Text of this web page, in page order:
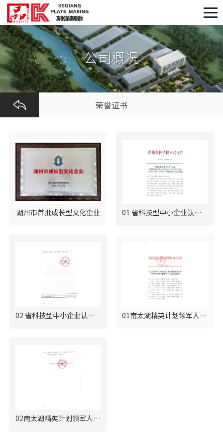
公司概况
荣誉证书
湖州市首批成长型文化企业 01 省科技型中小企业认定通知
02 省科技型中小企业认定通知 01南太湖精英计划领军人物入选通知
02南太湖精英计划领军人物入选通知